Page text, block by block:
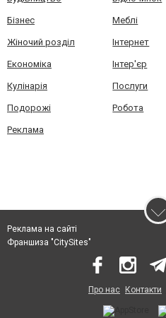
Бізнес Меблі
Жіночий розділ Інтернет
Економіка Інтер'єр
Кулінарія Послуги
Подорожі Робота
Реклама
Реклама на сайті
Франшиза "CitySites"
Про нас Контакти